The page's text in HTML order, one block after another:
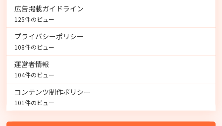
広告掲載ガイドライン
125件のビュー
プライバシーポリシー
108件のビュー
運営者情報
104件のビュー
コンテンツ制作ポリシー
101件のビュー